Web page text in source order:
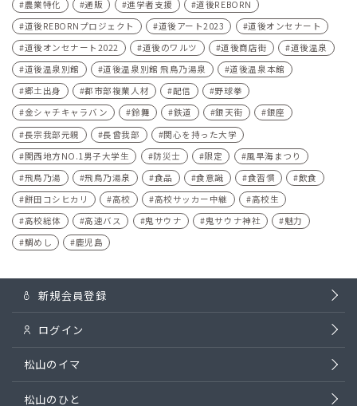
農業特化
通販 進学者支援
道後REBORN
道後REBORNプロジェクト
道後アート2023
道後オンセナート
道後オンセナート2022
道後のワルツ 道後商店街
道後温泉
道後温泉別館
道後温泉別館 飛鳥乃湯泉
道後温泉本館
郷土出身
都市部複業人材 配信
野球拳
金シャチキャラバン
鈴舞 鉄道 銀天街
銀座
長宗我部元親
長曾我部
関心を持った大学
関西地方NO.1男子大学生
防災士 限定
風早海まつり
飛鳥乃湯
飛鳥乃湯泉 食品 食意識 食習慣
飲食
餅田コシヒカリ
高校 高校サッカー中継
高校生
高校総体
高速バス 鬼サウナ 鬼サウナ神社
魅力
鯛めし
鹿児島
新規会員登録
ログイン
松山のイマ
松山のひと